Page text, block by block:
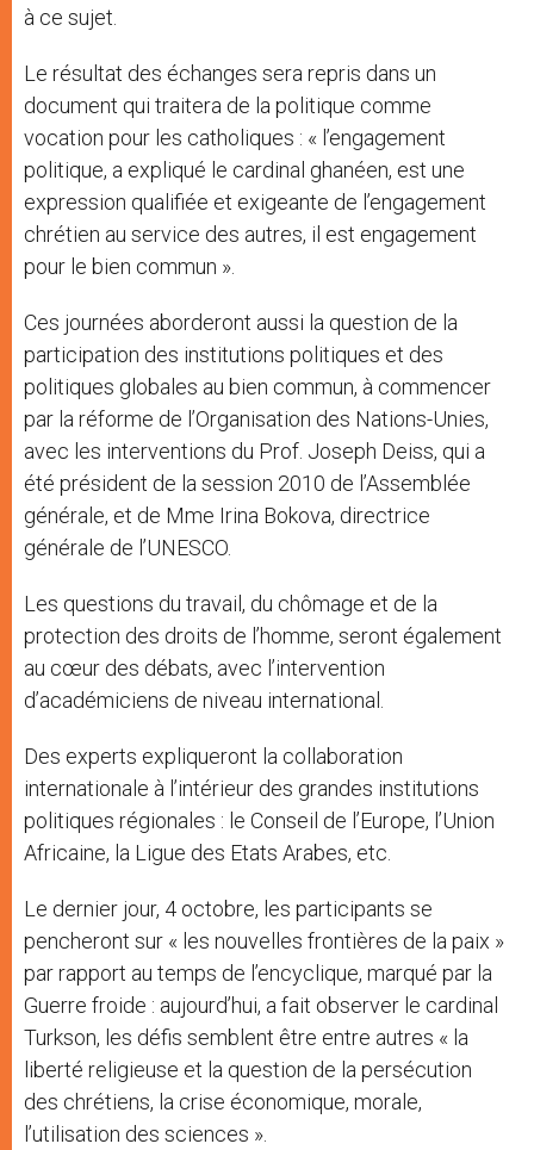
à ce sujet.
Le résultat des échanges sera repris dans un
document qui traitera de la politique comme
vocation pour les catholiques : « l’engagement
politique, a expliqué le cardinal ghanéen, est une
expression qualifiée et exigeante de l’engagement
chrétien au service des autres, il est engagement
pour le bien commun ».
Ces journées aborderont aussi la question de la
participation des institutions politiques et des
politiques globales au bien commun, à commencer
par la réforme de l’Organisation des Nations-Unies,
avec les interventions du Prof. Joseph Deiss, qui a
été président de la session 2010 de l’Assemblée
générale, et de Mme Irina Bokova, directrice
générale de l’UNESCO.
Les questions du travail, du chômage et de la
protection des droits de l’homme, seront également
au cœur des débats, avec l’intervention
d’académiciens de niveau international.
Des experts expliqueront la collaboration
internationale à l’intérieur des grandes institutions
politiques régionales : le Conseil de l’Europe, l’Union
Africaine, la Ligue des Etats Arabes, etc.
Le dernier jour, 4 octobre, les participants se
pencheront sur « les nouvelles frontières de la paix »
par rapport au temps de l’encyclique, marqué par la
Guerre froide : aujourd’hui, a fait observer le cardinal
Turkson, les défis semblent être entre autres « la
liberté religieuse et la question de la persécution
des chrétiens, la crise économique, morale,
l’utilisation des sciences ».